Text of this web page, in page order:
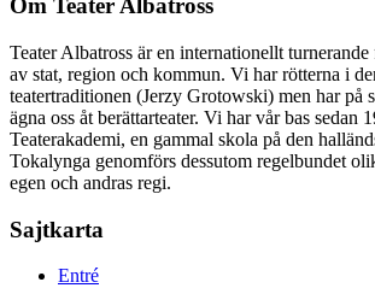
Om Teater Albatross
Teater Albatross är en internationellt
av stat, region och kommun. Vi har rötterna i
teatertraditionen (Jerzy Grotowski) men har på
ägna oss åt berättarteater. Vi har vår bas sedan
Teaterakademi, en gammal skola på den
Tokalynga genomförs dessutom regelbundet
egen och andras regi.
Sajtkarta
Entré